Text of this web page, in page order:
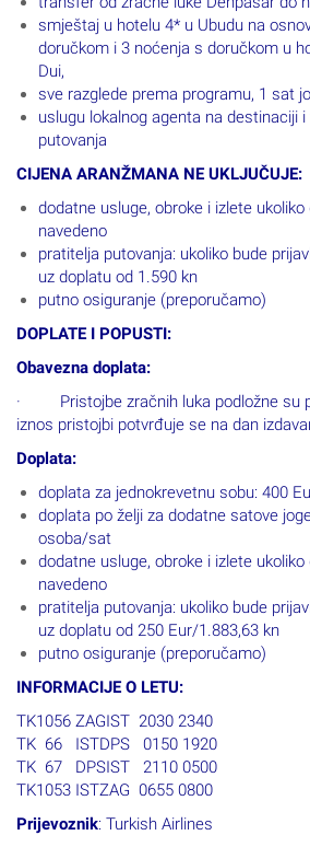
smještaj u hotelu 4* u Ubudu na
doručkom i 3 noćenja s doručkom u
Dui,
sve razglede prema programu, 1 sat
uslugu lokalnog agenta na destinaciji
putovanja
CIJENA ARANŽMANA NE UKLJUČUJE:
dodatne usluge, obroke i izlete ukoliko
navedeno
pratitelja putovanja: ukoliko bude
uz doplatu od 1.590 kn
putno osiguranje (preporučamo)
DOPLATE I POPUSTI:
Obavezna doplata:
· Pristojbe zračnih luka podložne su
iznos pristojbi potvrđuje se na dan
Doplata:
doplata za jednokrevetnu sobu: 400
doplata po želji za dodatne satove
osoba/sat
dodatne usluge, obroke i izlete ukoliko
navedeno
pratitelja putovanja: ukoliko bude
uz doplatu od 250 Eur/1.883,63 kn
putno osiguranje (preporučamo)
INFORMACIJE O LETU:
TK1056 ZAGIST 2030 2340
TK 66 ISTDPS 0150 1920
TK 67 DPSIST 2110 0500
TK1053 ISTZAG 0655 0800
Prijevoznik: Turkish Airlines